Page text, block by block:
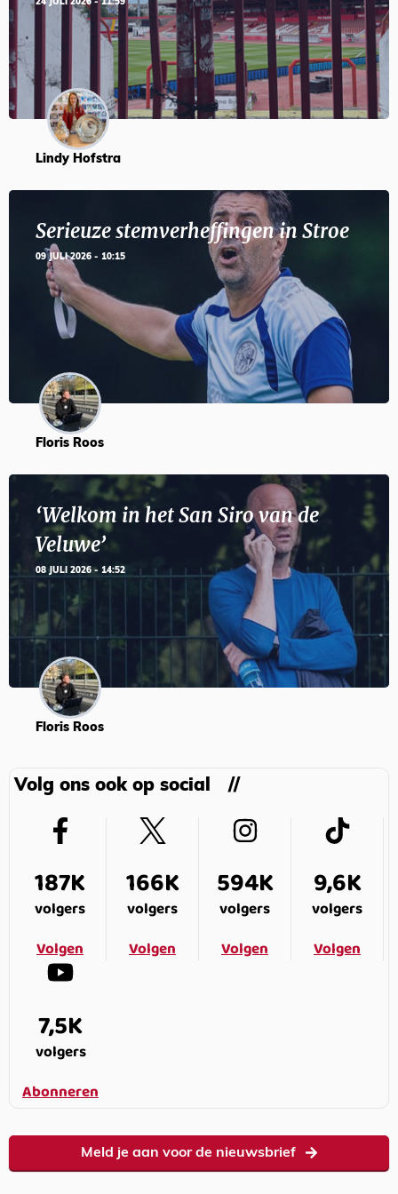
24 JULI 2026 - 11:59
Lindy Hofstra
Serieuze stemverheffingen in Stroe
09 JULI 2026 - 10:15
Floris Roos
‘Welkom in het San Siro van de
Veluwe’
08 JULI 2026 - 14:52
Floris Roos
Volg ons ook op social
187K
volgers
Volgen
166K
volgers
Volgen
594K
volgers
Volgen
9,6K
volgers
Volgen
7,5K
volgers
Abonneren
Meld je aan voor de nieuwsbrief